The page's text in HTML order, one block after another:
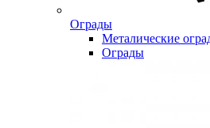
Ограды
Металические
Ограды